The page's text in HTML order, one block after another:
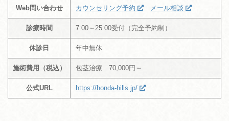
Web問い合わせ カウンセリング予約 メール相談
診療時間 7:00～25:00受付（完全予約制）
休診日 年中無休
施術費用（税込） 包茎治療 70,000円～
公式URL https://honda-hills.jp/